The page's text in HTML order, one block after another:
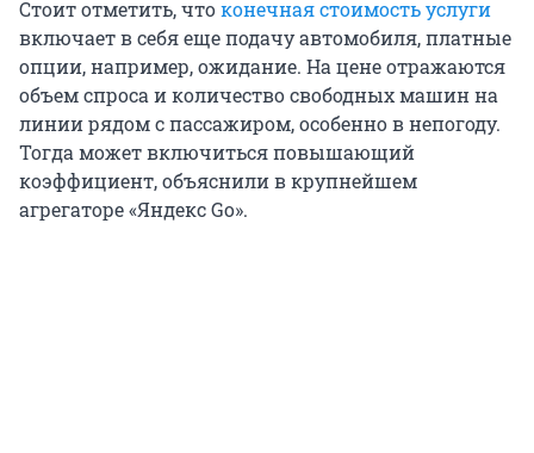
Стоит отметить, чтоконечная стоимость услуги
включает в себя еще подачу автомобиля, платные
опции, например, ожидание. На цене отражаются
объем спроса и количество свободных машин на
линии рядом с пассажиром, особенно в непогоду.
Тогда может включиться повышающий
коэффициент, объяснили в крупнейшем
агрегаторе «Яндекс Go».